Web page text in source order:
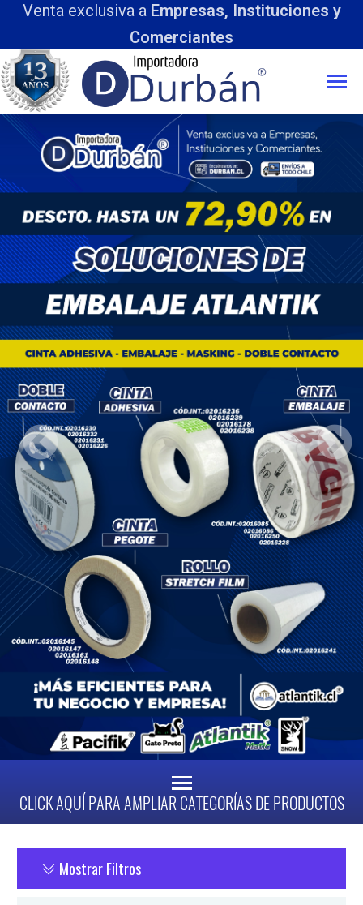
Venta exclusiva a Empresas, Instituciones y
Comerciantes
CLICK AQUÍ PARA AMPLIAR CATEGORÍAS DE PRODUCTOS
Mostrar Filtros